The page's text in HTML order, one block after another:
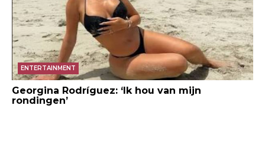
ENTERTAINMENT
Georgina Rodríguez: ‘Ik hou van mijn
rondingen’